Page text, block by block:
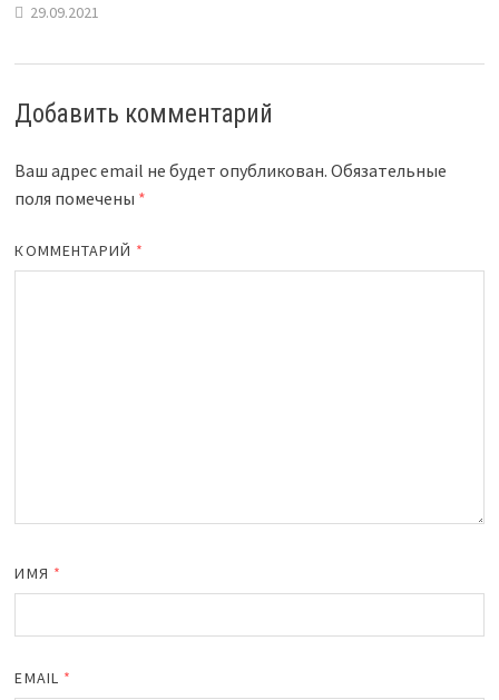
29.09.2021
Добавить комментарий
Ваш адрес email не будет опубликован. Обязательные
поля помечены *
КОММЕНТАРИЙ *
ИМЯ *
EMAIL *